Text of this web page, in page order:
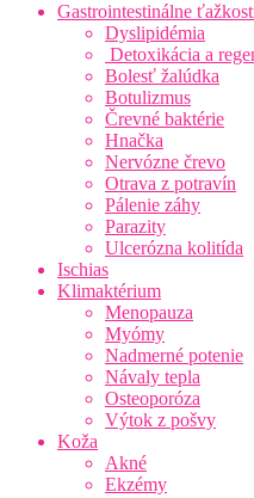
Gastrointestinálne
Dyslipidémia
Detoxikácia a
Bolesť žalúdka
Botulizmus
Črevné baktérie
Hnačka
Nervózne črevo
Otrava z potravín
Pálenie záhy
Parazity
Ulcerózna kolitída
Ischias
Klimaktérium
Menopauza
Myómy
Nadmerné potenie
Návaly tepla
Osteoporóza
Výtok z pošvy
Koža
Akné
Ekzémy